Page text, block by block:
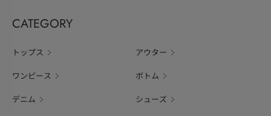
CATEGORY
トップス アウター
ワンピース ボトム
デニム シューズ